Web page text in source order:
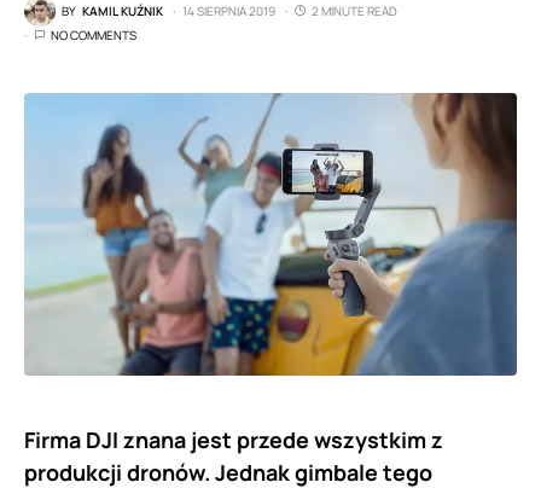
BY KAMIL KUŹNIK 14 SIERPNIA 2019
2 MINUTE READ
NO COMMENTS
Firma DJI znana jest przede wszystkim z
produkcji dronów. Jednak gimbale tego